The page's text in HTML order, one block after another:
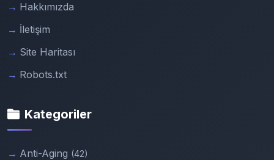
Hakkımızda
İletişim
Site Haritası
Robots.txt
Kategoriler
Anti-Aging (42)